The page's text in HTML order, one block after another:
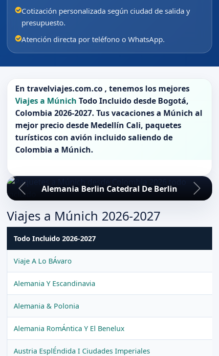
Cotización personalizada según ciudad de salida y
presupuesto.
Atención directa por teléfono o WhatsApp.
En travelviajes.com.co , tenemos los mejores
Viajes a Múnich Todo Incluido desde Bogotá,
Colombia 2026-2027. Tus vacaciones a Múnich al
mejor precio desde Medellín Cali, paquetes
turísticos con avión incluido saliendo de
Colombia a Múnich.
Alemania Berlin Catedral De Berlin
Viajes a Múnich 2026-2027
Todo Incluido 2026-2027
Viaje A Lo BÁvaro
Alemania Y Escandinavia
Alemania & Polonia
Alemania RomÁntica Y El Benelux
Austria EsplÉndida I Ciudades Imperiales